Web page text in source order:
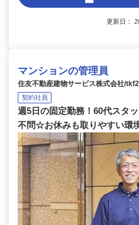
更新日：
マンションの管理員
住友不動産建物サービス株式会社/
契約社員
週5日の固定勤務！60代スタ
不問☆お休みも取りやすい環